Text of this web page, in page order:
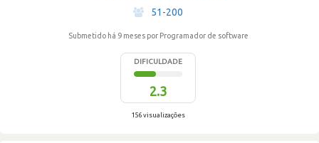
·
51-200
Submetido há 9 meses por Programador de software
DIFICULDADE
2.3
156 visualizações